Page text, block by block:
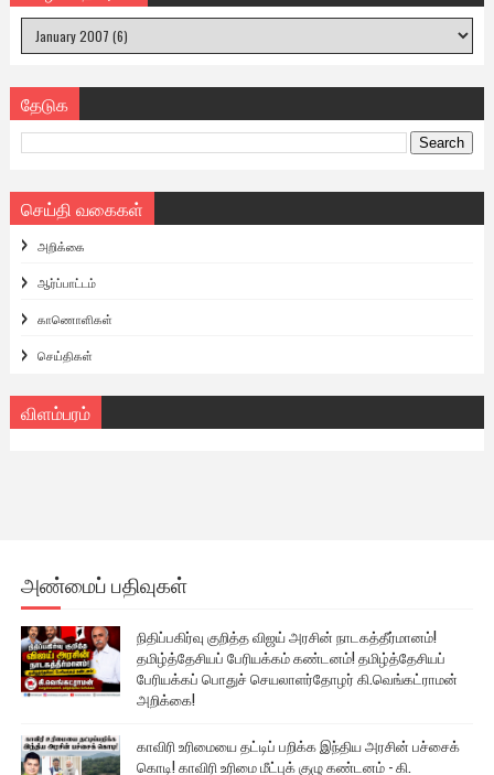
தேடுக
செய்தி வகைகள்
அறிக்கை
ஆர்ப்பாட்டம்
காணொளிகள்
செய்திகள்
விளம்பரம்
அண்மைப் பதிவுகள்
நிதிப்பகிர்வு குறித்த விஜய் அரசின் நாடகத்தீர்மானம்!
தமிழ்த்தேசியப் பேரியக்கம் கண்டனம்! தமிழ்த்தேசியப்
பேரியக்கப் பொதுச் செயலாளர்தோழர் கி.வெங்கட்ராமன்
அறிக்கை!
காவிரி உரிமையை தட்டிப் பறிக்க இந்திய அரசின் பச்சைக்
கொடி! காவிரி உரிமை மீட்புக் குழு கண்டனம் - கி.